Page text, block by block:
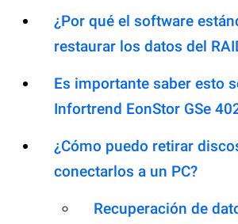
¿Por qué el software
restaurar los datos del
Es importante saber esto
Infortrend EonStor GSe
¿Cómo puedo retirar
conectarlos a un PC?
Recuperación de